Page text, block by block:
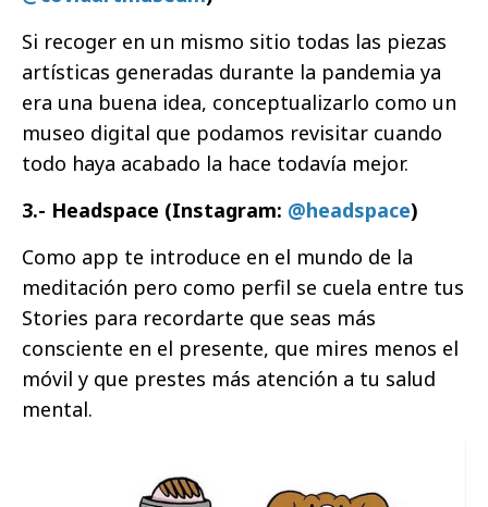
Si recoger en un mismo sitio todas las piezas
artísticas generadas durante la pandemia ya
era una buena idea, conceptualizarlo como un
museo digital que podamos revisitar cuando
todo haya acabado la hace todavía mejor.
3.- Headspace (Instagram: @headspace)
Como app te introduce en el mundo de la
meditación pero como perfil se cuela entre tus
Stories para recordarte que seas más
consciente en el presente, que mires menos el
móvil y que prestes más atención a tu salud
mental.